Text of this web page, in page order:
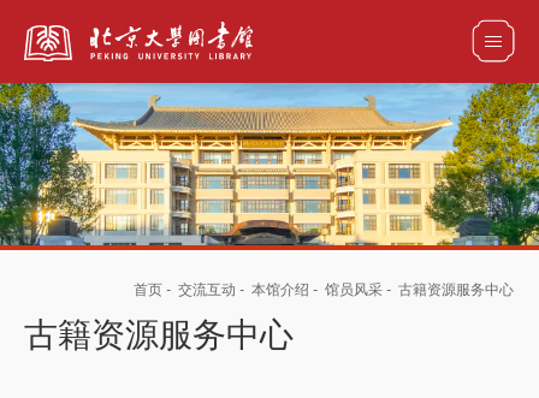
全部资源
首页 - 交流互动 - 本馆介绍 - 馆员风采 - 古籍资源服务中心
古籍资源服务中心